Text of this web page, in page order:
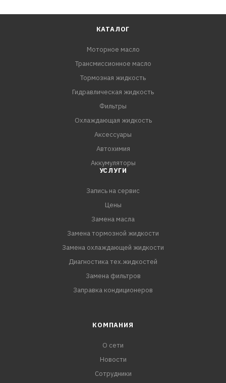
КАТАЛОГ
Моторное масло
Трансмиссионное масло
Тормозная жидкость
Гидравлическая жидкость
Фильтры
Охлаждающая жидкость
Аксессуары
Автохимия
Аккумуляторы
УСЛУГИ
Запись на сервис
Цены
Замена масла
Замена тормозной жидкости
Замена охлаждающей жидкости
Диагностика тех.жидкостей
Замена фильтров
Заправка кондиционеров
КОМПАНИЯ
О сети
Новости
Сотрудники